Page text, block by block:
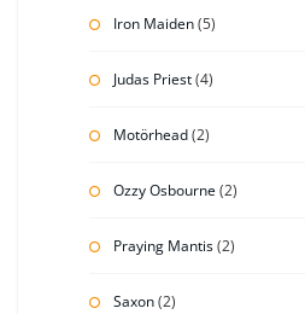
Iron Maiden(5)
Judas Priest(4)
Motörhead(2)
Ozzy Osbourne(2)
Praying Mantis(2)
Saxon(2)